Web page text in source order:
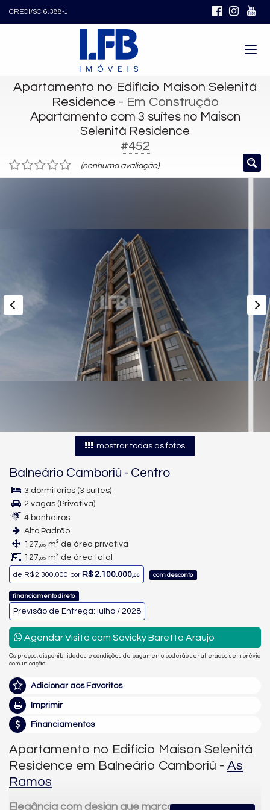
CRECI/SC 6.388-J
Apartamento no Edifício Maison Selenitá
Residence - Em Construção
Apartamento com 3 suítes no Maison
Selenitá Residence
#452
(nenhuma avaliação)
mostrar todas as fotos
Balneário Camboriú - Centro
3 dormitórios (3 suítes)
2 vagas (Privativa)
4 banheiros
Alto Padrão
127,05 m² de área privativa
127,05 m² de área total
de R$ 2.300.000 porR$ 2.100.000,00 com desconto
financiamento direto
Previsão de Entrega: julho / 2028
Agendar Visita com Savicky Baretta Araujo
Os preços, disponibilidades e condições de pagamento poderão ser alterados sem prévia
comunicação.
Adicionar aos Favoritos
Imprimir
Financiamentos
Apartamento no Edifício Maison Selenitá
Residence em Balneário Camboriú - As
Ramos
Elegância com design que marca presença